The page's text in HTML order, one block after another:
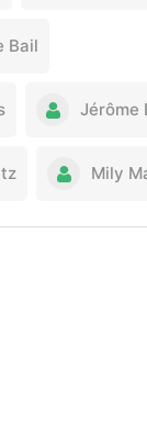
Bail
Jérôme
Mily